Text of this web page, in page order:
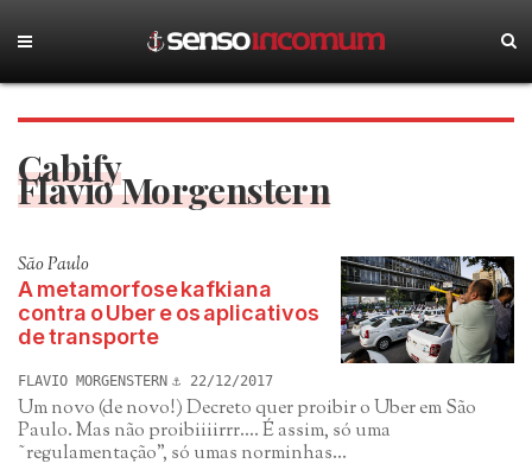
Cabify
Flavio Morgenstern
São Paulo
A metamorfose kafkiana
contra o Uber e os aplicativos
de transporte
FLAVIO MORGENSTERN 22/12/2017
Um novo (de novo!) Decreto quer proibir o Uber em São
Paulo. Mas não proibiiiirrr.... É assim, só uma
˜regulamentação", só umas norminhas...